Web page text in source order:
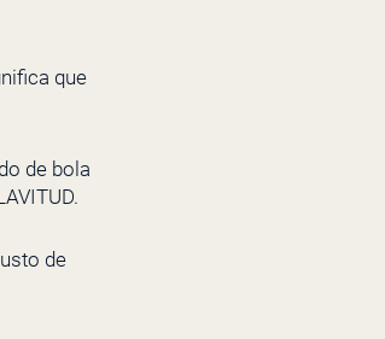
que
de bola
de